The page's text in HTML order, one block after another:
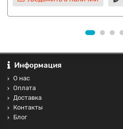
Информация
О нас
Оплата
Доставка
Контакты
Блог